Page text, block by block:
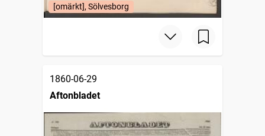
[omärkt], Sölvesborg
1860-06-29
Aftonbladet